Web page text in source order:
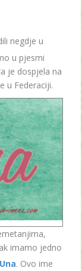
negdje u
u pjesmi
je dospjela na
u Federaciji.
imamo jedno
Una. Ovo ime